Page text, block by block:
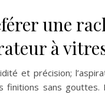
une
à
et précision;
finitions sans gouttes.